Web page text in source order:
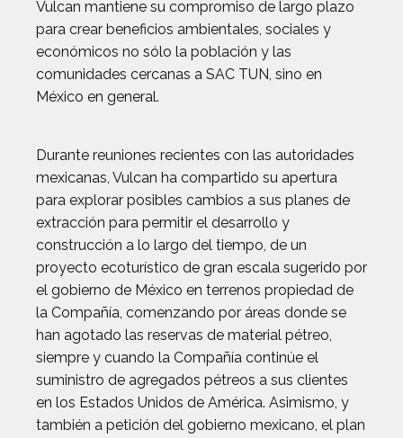
Vulcan mantiene su compromiso de largo plazo
para crear beneficios ambientales, sociales y
económicos no sólo la población y las
comunidades cercanas a SAC TUN, sino en
México en general.
Durante reuniones recientes con las autoridades
mexicanas, Vulcan ha compartido su apertura
para explorar posibles cambios a sus planes de
extracción para permitir el desarrollo y
construcción a lo largo del tiempo, de un
proyecto ecoturístico de gran escala sugerido por
el gobierno de México en terrenos propiedad de
la Compañía, comenzando por áreas donde se
han agotado las reservas de material pétreo,
siempre y cuando la Compañía continúe el
suministro de agregados pétreos a sus clientes
en los Estados Unidos de América. Asimismo, y
también a petición del gobierno mexicano, el plan